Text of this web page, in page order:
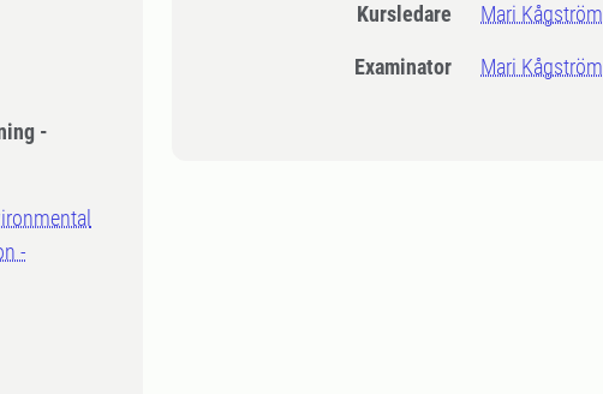
-
-
Kursledare Mari Kågström
Examinator Mari Kågström